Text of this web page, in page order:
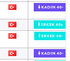
KADIN 40-
ERKEK 40+
ERKEK 40-
KADIN 40-